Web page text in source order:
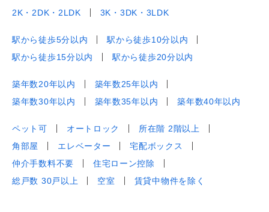
2K・2DK・2LDK 3K・3DK・3LDK
駅から徒歩5分以内
駅から徒歩10分以内
駅から徒歩15分以内
駅から徒歩20分以内
築年数20年以内
築年数25年以内
築年数30年以内
築年数35年以内 築年数40年以内
ペット可 オートロック
所在階 2階以上
角部屋
エレベーター
宅配ボックス
仲介手数料不要
住宅ローン控除
総戸数 30戸以上
空室 賃貸中物件を除く